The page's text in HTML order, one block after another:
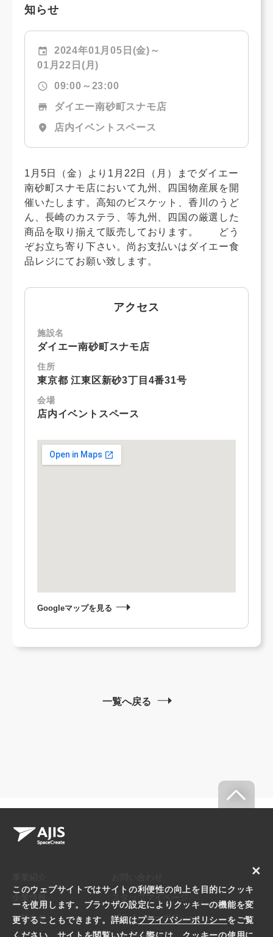
知らせ
event
2024年01月05日(金)～
01月22日(月)
schedule 09:00～23:00
store ダイエー南砂町スナモ店
location_on 店内イベントスペース
1月5日（金）より1月22日（月）までダイエー
南砂町スナモ店において九州、四国物産展を開
催いたします。高知のビスケット、香川のうど
ん、長崎のカステラ、等九州、四国の厳選した
商品を取り揃えて販売しております。 どう
ぞお立ち寄り下さい。尚お支払いはダイエー食
品レジにてお願い致します。
アクセス
施設名
ダイエー南砂町スナモ店
住所
東京都 江東区新砂3丁目4番31号
会場
店内イベントスペース
Googleマップを見る
一覧へ戻る
お知らせ プライバシーポリシー
このウェブサイトではサイトの利便性の向上を目的にクッキ
ーを使用します。ブラウザの設定によりクッキーの機能を変
更することもできます。詳細はプライバシーポリシーをご覧
×